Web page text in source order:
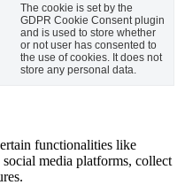
The cookie is set by the
GDPR Cookie Consent plugin
and is used to store whether
or not user has consented to
the use of cookies. It does not
store any personal data.
functionalities like
media platforms, collect